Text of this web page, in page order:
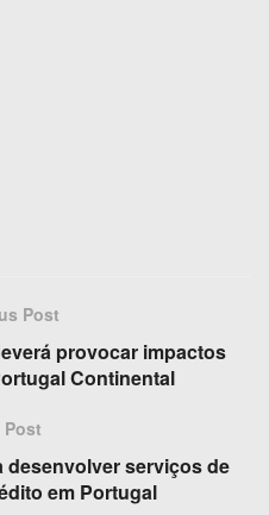
Post
provocar impactos
Continental
Post
desenvolver serviços de
em Portugal